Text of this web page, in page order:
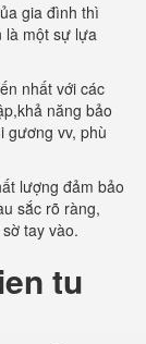
gia đình thì
là một sự lựa
nhất với các
năng bảo
gương vv, phù
lượng đảm bảo
sắc rõ ràng,
tay vào.
tu